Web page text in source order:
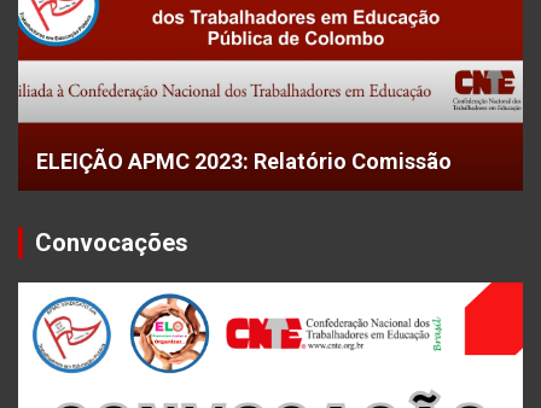
ELEIÇÃO APMC 2023: Relatório Comissão
Convocações